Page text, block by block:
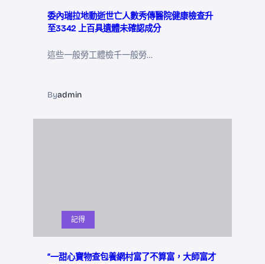
委內瑞拉地動逝世亡人數秀傳醫院健康檢查升
至3342 上百具遺體未確認成分
這些一般勞工體檢千一般勞…
Byadmin
記得
“一甜心寶物查包養網村富了不算富，大師富才